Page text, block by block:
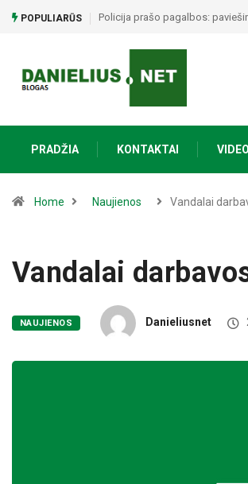
POPULIARŪS Alytuje ARO šturmavo butą:
PRADŽIA KONTAKTAI VIDEO
Home Naujienos Vandalai
Vandalai
NAUJIENOS Danieliusnet